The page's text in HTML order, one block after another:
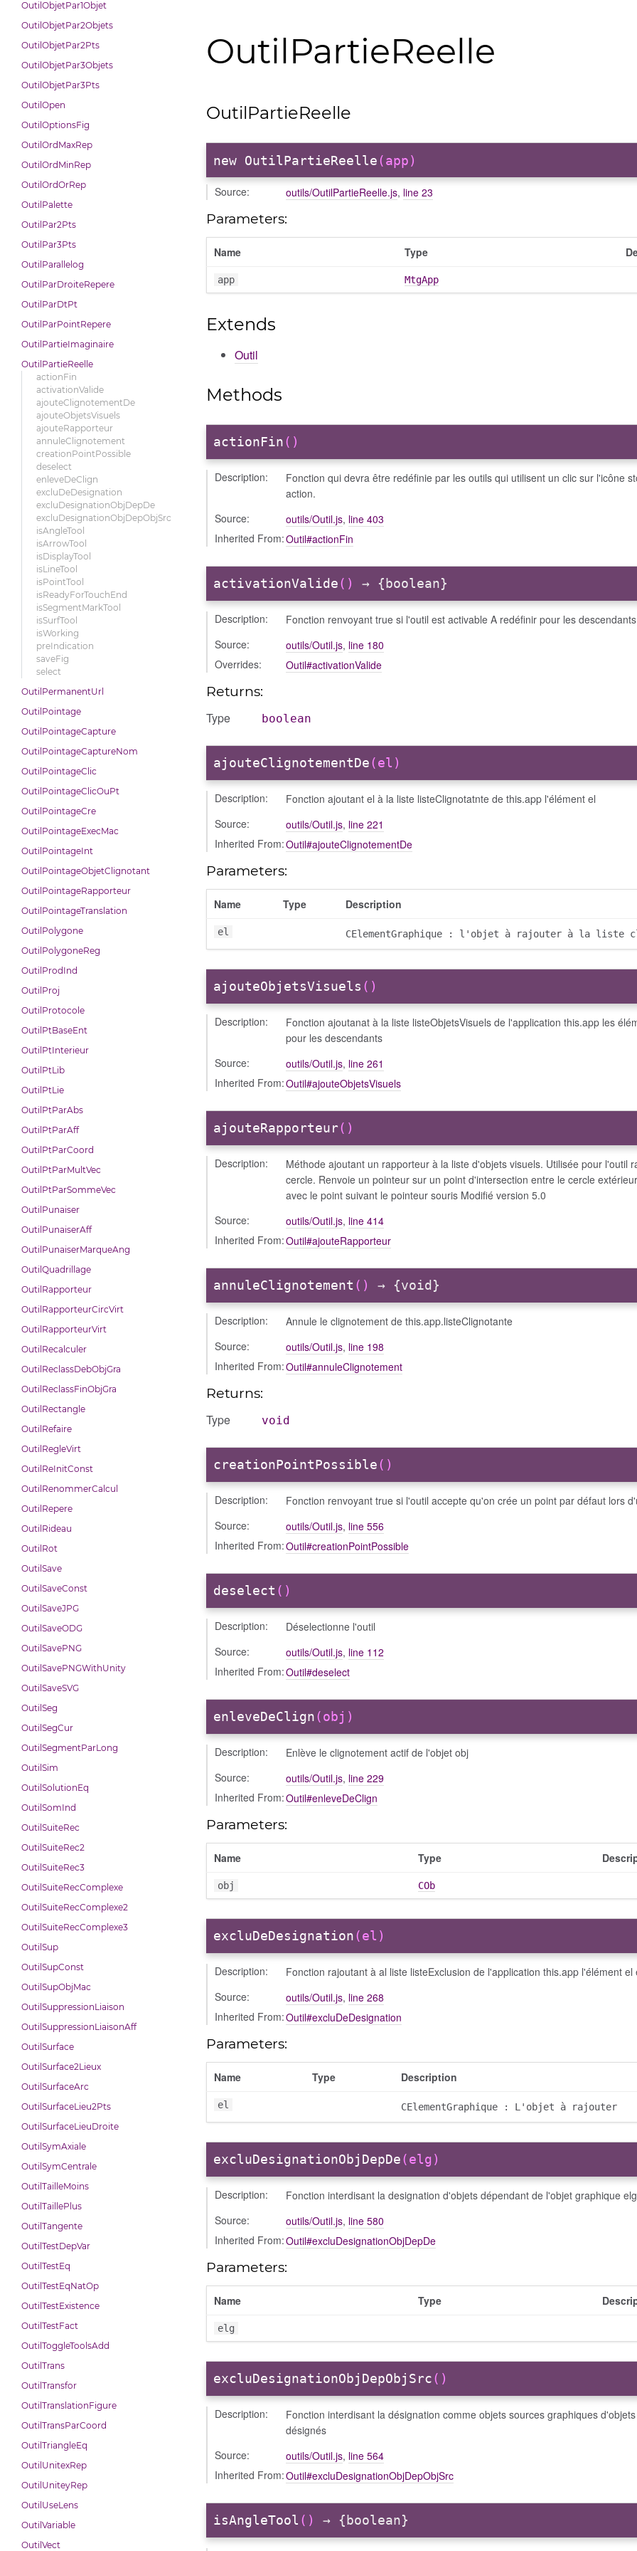
OutilObjetPar1Objet
OutilObjetPar2Objets
OutilObjetPar2Pts
OutilObjetPar3Objets
OutilObjetPar3Pts
OutilOpen
OutilOptionsFig
OutilOrdMaxRep
OutilOrdMinRep
OutilOrdOrRep
OutilPalette
OutilPar2Pts
OutilPar3Pts
OutilParallelog
OutilParDroiteRepere
OutilParDtPt
OutilParPointRepere
OutilPartieImaginaire
OutilPartieReelle
actionFin
activationValide
ajouteClignotementDe
ajouteObjetsVisuels
ajouteRapporteur
annuleClignotement
creationPointPossible
deselect
enleveDeClign
excluDeDesignation
excluDesignationObjDepDe
excluDesignationObjDepObjSrc
isAngleTool
isArrowTool
isDisplayTool
isLineTool
isPointTool
isReadyForTouchEnd
isSegmentMarkTool
isSurfTool
isWorking
preIndication
saveFig
select
OutilPermanentUrl
OutilPointage
OutilPointageCapture
OutilPointageCaptureNom
OutilPointageClic
OutilPointageClicOuPt
OutilPointageCre
OutilPointageExecMac
OutilPointageInt
OutilPointageObjetClignotant
OutilPointageRapporteur
OutilPointageTranslation
OutilPolygone
OutilPolygoneReg
OutilProdInd
OutilProj
OutilProtocole
OutilPtBaseEnt
OutilPtInterieur
OutilPtLib
OutilPtLie
OutilPtParAbs
OutilPtParAff
OutilPtParCoord
OutilPtParMultVec
OutilPtParSommeVec
OutilPunaiser
OutilPunaiserAff
OutilPunaiserMarqueAng
OutilQuadrillage
OutilRapporteur
OutilRapporteurCircVirt
OutilRapporteurVirt
OutilRecalculer
OutilReclassDebObjGra
OutilReclassFinObjGra
OutilRectangle
OutilRefaire
OutilRegleVirt
OutilReInitConst
OutilRenommerCalcul
OutilRepere
OutilRideau
OutilRot
OutilSave
OutilSaveConst
OutilSaveJPG
OutilSaveODG
OutilSavePNG
OutilSavePNGWithUnity
OutilSaveSVG
OutilSeg
OutilSegCur
OutilSegmentParLong
OutilSim
OutilSolutionEq
OutilSomInd
OutilSuiteRec
OutilSuiteRec2
OutilSuiteRec3
OutilSuiteRecComplexe
OutilSuiteRecComplexe2
OutilSuiteRecComplexe3
OutilSup
OutilSupConst
OutilSupObjMac
OutilSuppressionLiaison
OutilSuppressionLiaisonAff
OutilSurface
OutilSurface2Lieux
OutilSurfaceArc
OutilSurfaceLieu2Pts
OutilSurfaceLieuDroite
OutilSymAxiale
OutilSymCentrale
OutilTailleMoins
OutilTaillePlus
OutilTangente
OutilTestDepVar
OutilTestEq
OutilTestEqNatOp
OutilTestExistence
OutilTestFact
OutilToggleToolsAdd
OutilTrans
OutilTransfor
OutilTranslationFigure
OutilTransParCoord
OutilTriangleEq
OutilUnitexRep
OutilUniteyRep
OutilUseLens
OutilVariable
OutilVect
OutilPartieReelle
OutilPartieReelle
new OutilPartieReelle(app)
Source: outils/OutilPartieReelle.js, line 23
Parameters:
Name Type
app MtgApp
Extends
Outil
Methods
actionFin()
Description:
Fonction qui devra être redéfinie par les outils qui utilisent un clic sur l'icône
action.
Source:
outils/Outil.js, line 403
Inherited From:Outil#actionFin
activationValide() → {boolean}
Description:
Fonction renvoyant true si l'outil est activable A redéfinir pour les descendants
Source:
outils/Outil.js, line 180
Overrides:
Outil#activationValide
Returns:
Type boolean
ajouteClignotementDe(el)
Description:
Fonction ajoutant el à la liste listeClignotatnte de this.app l'élément el
Source:
outils/Outil.js, line 221
Inherited From:Outil#ajouteClignotementDe
Parameters:
Name Type Description
el CElementGraphique : l'objet à rajouter à la liste
ajouteObjetsVisuels ()
Description:
Fonction ajoutanat à la liste listeObjetsVisuels de l'application this.app les
pour les descendants
Source:
outils/Outil.js, line 261
Inherited From:Outil#ajouteObjetsVisuels
ajouteRapporteur()
Description:
Méthode ajoutant un rapporteur à la liste d'objets visuels. Utilisée pour
cercle. Renvoie un pointeur sur un point d'intersection entre le cercle
avec le point suivant le pointeur souris Modifié version 5.0
Source:
outils/Outil.js, line 414
Inherited From:Outil#ajouteRapporteur
annuleClignotement () → {void}
Description:
Annule le clignotement de this.app.listeClignotante
Source:
outils/Outil.js, line 198
Inherited From:Outil#annuleClignotement
Returns:
Type void
creationPointPossible()
Description:
Fonction renvoyant true si l'outil accepte qu'on crée un point par défaut lors
Source:
outils/Outil.js, line 556
Inherited From:Outil#creationPointPossible
deselect ()
Description:
Déselectionne l'outil
Source:
outils/Outil.js, line 112
Inherited From:Outil#deselect
enleveDeClign(obj)
Description:
Enlève le clignotement actif de l'objet obj
Source:
outils/Outil.js, line 229
Inherited From:Outil#enleveDeClign
Parameters:
Name Type
obj COb
excluDeDesignation(el)
Description:
Fonction rajoutant à al liste listeExclusion de l'application this.app l'élément
Source:
outils/Outil.js, line 268
Inherited From:Outil#excluDeDesignation
Parameters:
Name Type Description
el CElementGraphique : L'objet à rajouter
excluDesignationObjDepDe(elg)
Description:
Fonction interdisant la designation d'objets dépendant de l'objet graphique elg
Source:
outils/Outil.js, line 580
Inherited From:Outil#excluDesignationObjDepDe
Parameters:
Name Type
elg
excluDesignationObjDepObjSrc()
Description:
Fonction interdisant la désignation comme objets sources graphiques
désignés
Source:
outils/Outil.js, line 564
Inherited From:Outil#excluDesignationObjDepObjSrc
isAngleTool () → {boolean}